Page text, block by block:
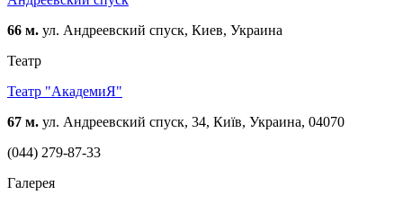
66 м. ул. Андреевский спуск, Киев, Украина
Театр
Театр "АкадемиЯ"
67 м. ул. Андреевский спуск, 34, Київ, Украина, 04070
(044) 279-87-33
Галерея